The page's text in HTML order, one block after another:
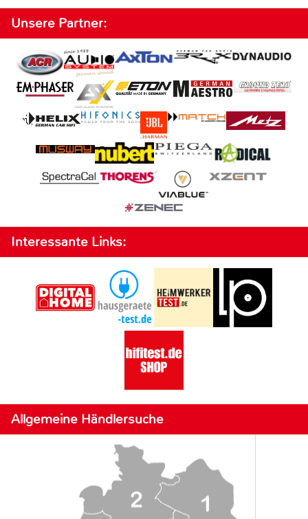
Unsere Partner:
Interessante Links:
Allgemeine Händlersuche